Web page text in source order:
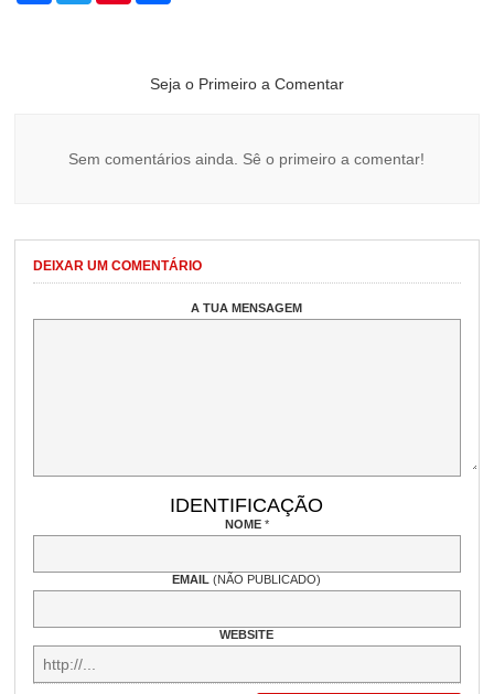
Seja o Primeiro a Comentar
Sem comentários ainda. Sê o primeiro a comentar!
DEIXAR UM COMENTÁRIO
A TUA MENSAGEM
IDENTIFICAÇÃO
NOME *
EMAIL(NÃO PUBLICADO)
WEBSITE